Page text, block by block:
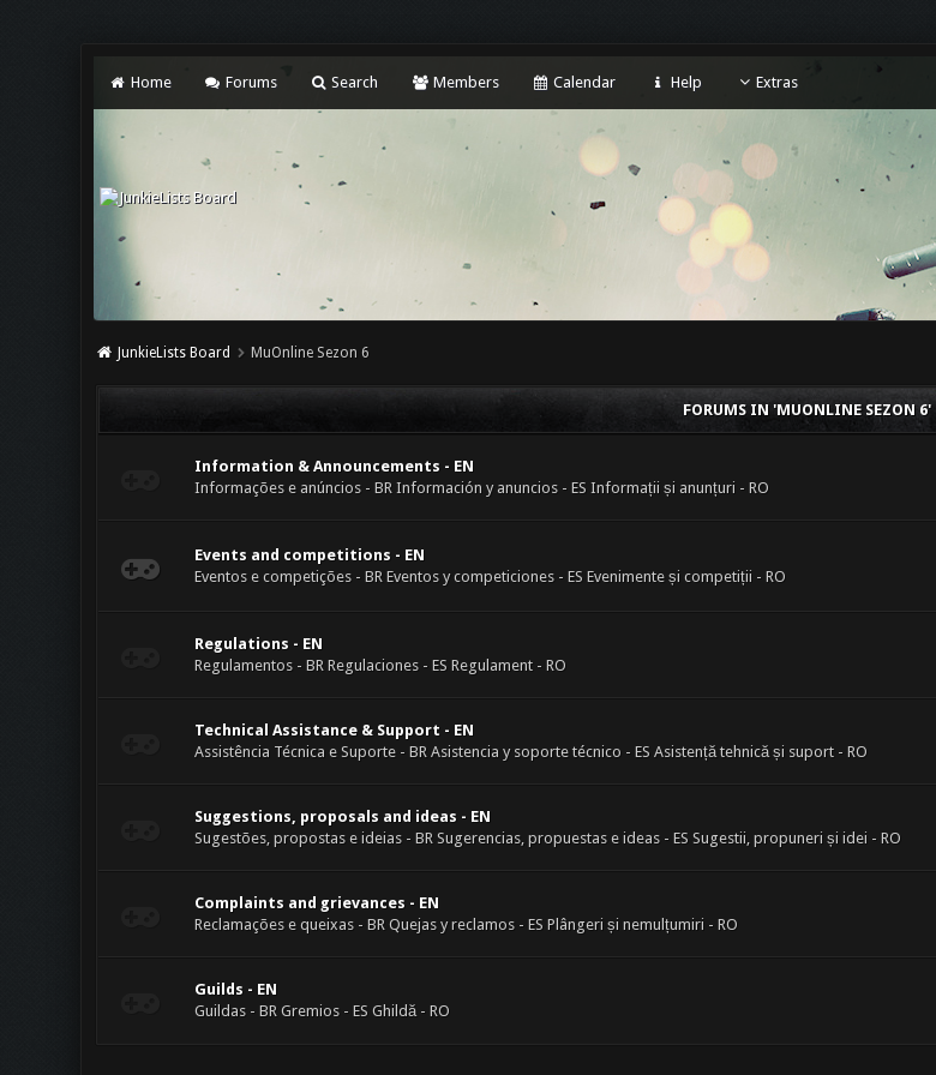
Home Forums Search Members Calendar Help Extras
JunkieLists Board MuOnline Sezon 6
FORUMS IN 'MUONLINE SEZON 6'
Information & Announcements - EN
Informações e anúncios - BR Información y anuncios - ES Informații și anunțuri - RO
Events and competitions - EN
Eventos e competições - BR Eventos y competiciones - ES Evenimente și competiții - RO
Regulations - EN
Regulamentos - BR Regulaciones - ES Regulament - RO
Technical Assistance & Support - EN
Assistência Técnica e Suporte - BR Asistencia y soporte técnico - ES Asistență tehnică și suport - RO
Suggestions, proposals and ideas - EN
Sugestões, propostas e ideias - BR Sugerencias, propuestas e ideas - ES Sugestii, propuneri și idei - RO
Complaints and grievances - EN
Reclamações e queixas - BR Quejas y reclamos - ES Plângeri și nemulțumiri - RO
Guilds - EN
Guildas - BR Gremios - ES Ghildă - RO